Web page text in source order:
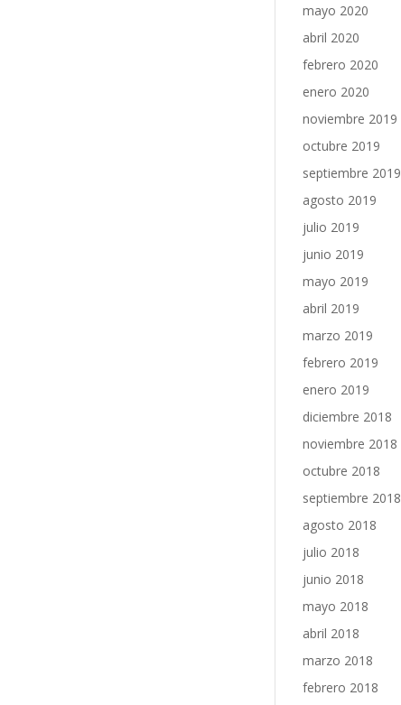
mayo 2020
abril 2020
febrero 2020
enero 2020
noviembre 2019
octubre 2019
septiembre 2019
agosto 2019
julio 2019
junio 2019
mayo 2019
abril 2019
marzo 2019
febrero 2019
enero 2019
diciembre 2018
noviembre 2018
octubre 2018
septiembre 2018
agosto 2018
julio 2018
junio 2018
mayo 2018
abril 2018
marzo 2018
febrero 2018